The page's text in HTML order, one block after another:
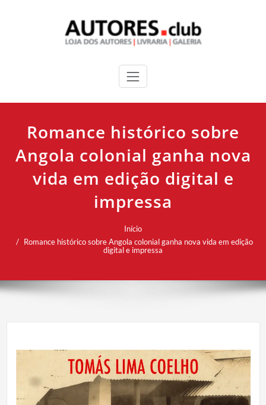
Romance histórico sobre
Angola colonial ganha nova
vida em edição digital e
impressa
Início
Romance histórico sobre Angola colonial ganha nova vida em edição
digital e impressa